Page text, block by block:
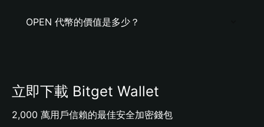
OPEN 代幣的價值是多少？
立即下載 Bitget Wallet
2,000 萬用戶信賴的最佳安全加密錢包